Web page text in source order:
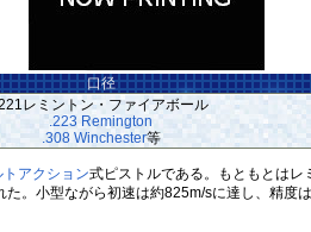
口径
レミントン・ファイアボール
.223 Remington
.308 Winchester等
トアクション式ピストルである。もともとはレ
。小型ながら初速は約825m/sに達し、精度